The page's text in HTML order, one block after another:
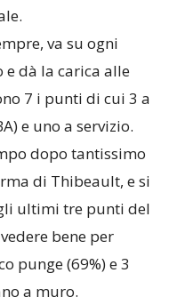
va su ogni
e dà la carica alle
7 i punti di cui 3 a
e uno a servizio.
dopo tantissimo
di Thibeault, e si
ultimi tre punti del
bene per
punge (69%) e 3
a muro.